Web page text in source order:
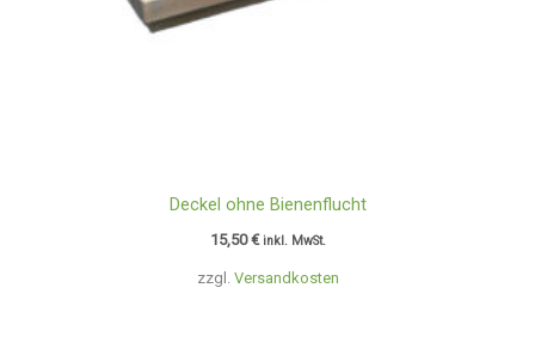
zzgl. Versandkosten
Deckel ohne Bienenflucht
15,50€ inkl. MwSt.